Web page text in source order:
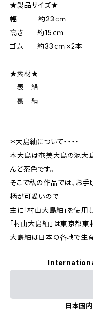
★製品サイズ★
幅 約23ｃｍ
高さ 約15ｃｍ
ゴム 約33ｃｍ×2本
★素材★
表 絹
裏 絹
＊大島紬について・・・・
本大島は奄美大島の泥大
んど茶色です。
そこで私の作品では、お手
柄が可愛いので
主に「村山大島紬」を使用し
「村山大島紬」は東京都
大島紬は日本の各地で生産
日本国